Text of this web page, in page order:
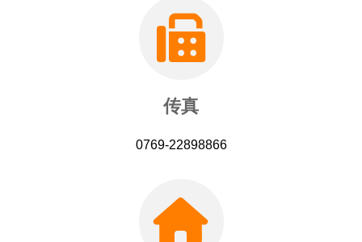
传真
0769-22898866